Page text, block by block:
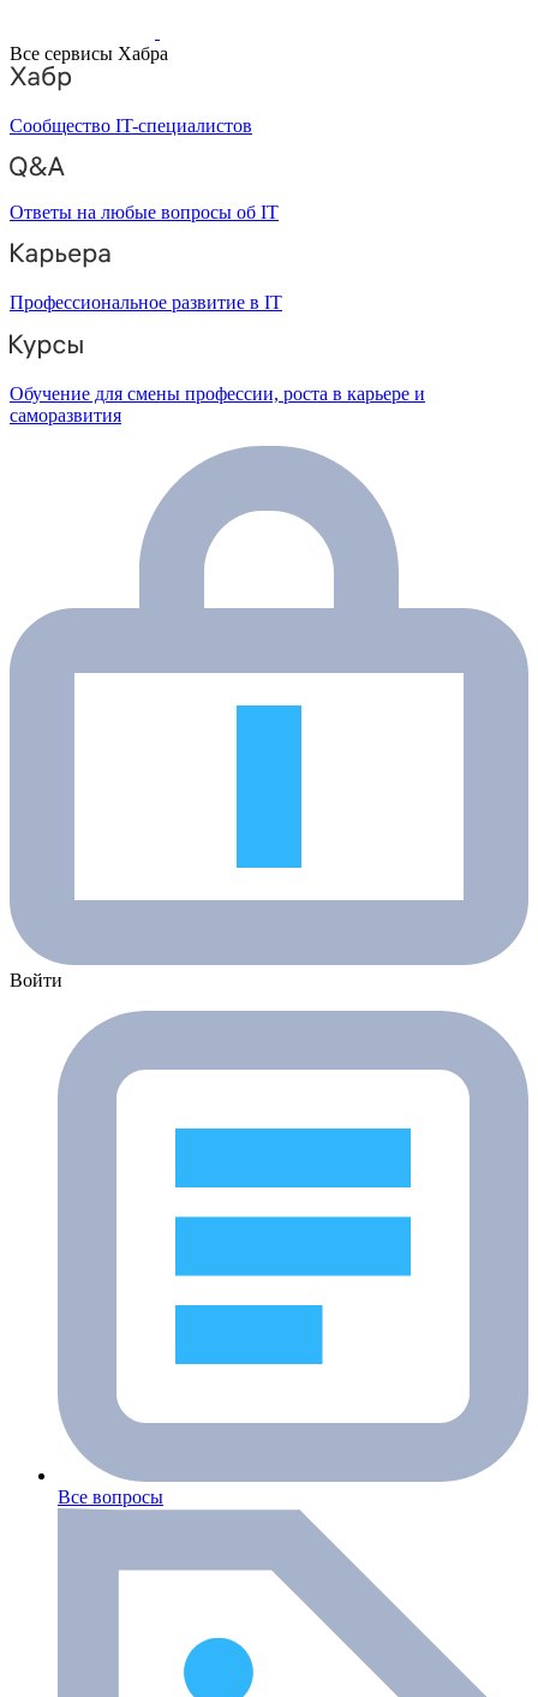
Все сервисы Хабра
Сообщество IT-специалистов
Ответы на любые вопросы об IT
Профессиональное развитие в IT
Обучение для смены профессии, роста в карьере и
саморазвития
Войти
Все вопросы